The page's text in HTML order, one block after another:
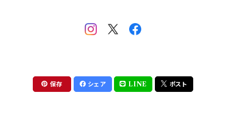
ちびまる子ちゃんandクレヨンしんちゃん
THE BEATLES(ザ・ビートルズ)
【山加商店×yaeko】migratory bird
HAPPY DINING(ハッピーダイニング)
保存 シェア LINE ポスト